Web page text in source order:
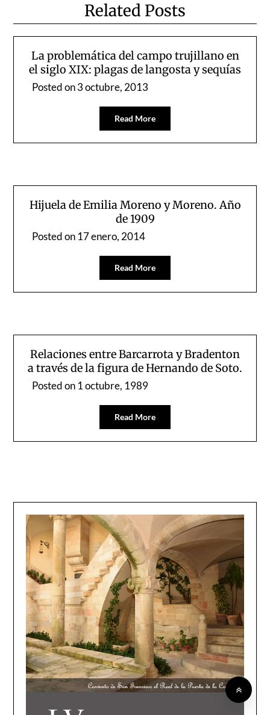
Related Posts
La problemática del campo trujillano en
el siglo XIX: plagas de langosta y sequías
Posted on3 octubre, 2013
Read More
Hijuela de Emilia Moreno y Moreno. Año
de 1909
Posted on17 enero, 2014
Read More
Relaciones entre Barcarrota y Bradenton
a través de la figura de Hernando de Soto.
Posted on1 octubre, 1989
Read More